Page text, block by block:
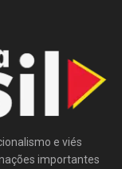
e viés
importantes